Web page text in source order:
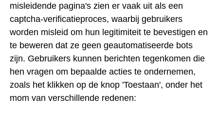
misleidende pagina's zien er vaak uit als een
captcha-verificatieproces, waarbij gebruikers
worden misleid om hun legitimiteit te bevestigen en
te beweren dat ze geen geautomatiseerde bots
zijn. Gebruikers kunnen berichten tegenkomen die
hen vragen om bepaalde acties te ondernemen,
zoals het klikken op de knop 'Toestaan', onder het
mom van verschillende redenen: